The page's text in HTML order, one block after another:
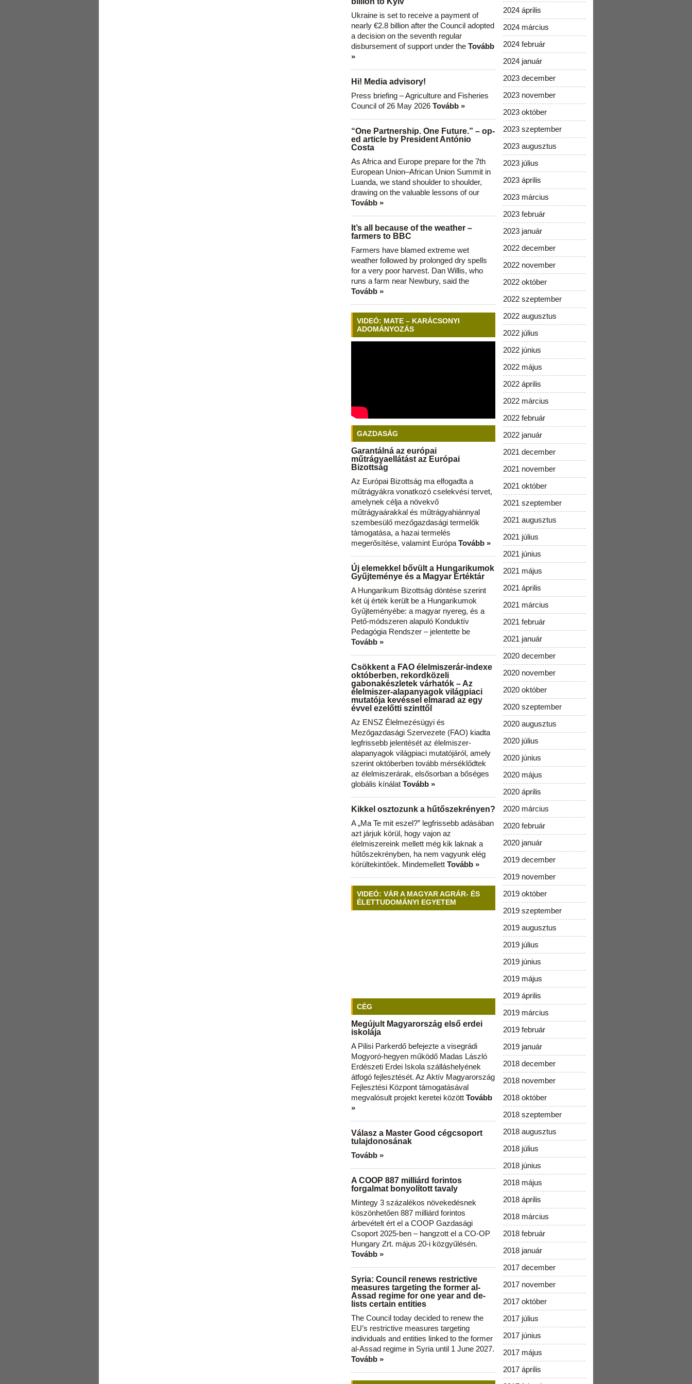
Ukraine is set to receive a payment of
nearly €2.8 billion after the Council adopted
a decision on the seventh regular
disbursement of support under the Tovább
»
Hi! Media advisory!
Press briefing – Agriculture and Fisheries
Council of 26 May 2026 Tovább »
“One Partnership. One Future.” – op-
ed article by President António
Costa
As Africa and Europe prepare for the 7th
European Union–African Union Summit in
Luanda, we stand shoulder to shoulder,
drawing on the valuable lessons of our
Tovább »
It’s all because of the weather –
farmers to BBC
Farmers have blamed extreme wet
weather followed by prolonged dry spells
for a very poor harvest. Dan Willis, who
runs a farm near Newbury, said the
Tovább »
VIDEÓ: MATE – KARÁCSONYI
ADOMÁNYOZÁS
GAZDASÁG
Garantálná az európai
műtrágyaellátást az Európai
Bizottság
Az Európai Bizottság ma elfogadta a
műtrágyákra vonatkozó cselekvési tervet,
amelynek célja a növekvő
műtrágyaárakkal és műtrágyahiánnyal
szembesülő mezőgazdasági termelők
támogatása, a hazai termelés
megerősítése, valamint Európa Tovább »
Új elemekkel bővült a Hungarikumok
Gyűjteménye és a Magyar Értéktár
A Hungarikum Bizottság döntése szerint
két új érték került be a Hungarikumok
Gyűjteményébe: a magyar nyereg, és a
Pető-módszeren alapuló Konduktív
Pedagógia Rendszer – jelentette be
Tovább »
Csökkent a FAO élelmiszerár-indexe
októberben, rekordközeli
gabonakészletek várhatók – Az
élelmiszer-alapanyagok világpiaci
mutatója kevéssel elmarad az egy
évvel ezelőtti szinttől
Az ENSZ Élelmezésügyi és
Mezőgazdasági Szervezete (FAO) kiadta
legfrissebb jelentését az élelmiszer-
alapanyagok világpiaci mutatójáról, amely
szerint októberben tovább mérséklődtek
az élelmiszerárak, elsősorban a bőséges
globális kínálat Tovább »
Kikkel osztozunk a hűtőszekrényen?
A „Ma Te mit eszel?” legfrissebb adásában
azt járjuk körül, hogy vajon az
élelmiszereink mellett még kik laknak a
hűtőszekrényben, ha nem vagyunk elég
körültekintőek. Mindemellett Tovább »
VIDEÓ: VÁR A MAGYAR AGRÁR- ÉS
ÉLETTUDOMÁNYI EGYETEM
CÉG
Megújult Magyarország első erdei
iskolája
A Pilisi Parkerdő befejezte a visegrádi
Mogyoró-hegyen működő Madas László
Erdészeti Erdei Iskola szálláshelyének
átfogó fejlesztését. Az Aktív Magyarország
Fejlesztési Központ támogatásával
megvalósult projekt keretei között Tovább
»
Válasz a Master Good cégcsoport
tulajdonosának
Tovább »
A COOP 887 milliárd forintos
forgalmat bonyolított tavaly
Mintegy 3 százalékos növekedésnek
köszönhetően 887 milliárd forintos
árbevételt ért el a COOP Gazdasági
Csoport 2025-ben – hangzott el a CO-OP
Hungary Zrt. május 20-i közgyűlésén.
Tovább »
Syria: Council renews restrictive
measures targeting the former al-
Assad regime for one year and de-
lists certain entities
The Council today decided to renew the
EU’s restrictive measures targeting
individuals and entities linked to the former
al-Assad regime in Syria until 1 June 2027.
Tovább »
2024 április
2024 március
2024 február
2024 január
2023 december
2023 november
2023 október
2023 szeptember
2023 augusztus
2023 július
2023 április
2023 március
2023 február
2023 január
2022 december
2022 november
2022 október
2022 szeptember
2022 augusztus
2022 július
2022 június
2022 május
2022 április
2022 március
2022 február
2022 január
2021 december
2021 november
2021 október
2021 szeptember
2021 augusztus
2021 július
2021 június
2021 május
2021 április
2021 március
2021 február
2021 január
2020 december
2020 november
2020 október
2020 szeptember
2020 augusztus
2020 július
2020 június
2020 május
2020 április
2020 március
2020 február
2020 január
2019 december
2019 november
2019 október
2019 szeptember
2019 augusztus
2019 július
2019 június
2019 május
2019 április
2019 március
2019 február
2019 január
2018 december
2018 november
2018 október
2018 szeptember
2018 augusztus
2018 július
2018 június
2018 május
2018 április
2018 március
2018 február
2018 január
2017 december
2017 november
2017 október
2017 július
2017 június
2017 május
2017 április